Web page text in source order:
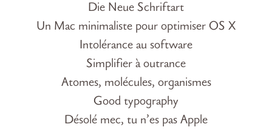
Die Neue Schriftart
Un Mac minimaliste pour optimiser OS X
Intolérance au software
Simplifier à outrance
Atomes, molécules, organismes
Good typography
Désolé mec, tu n’es pas Apple